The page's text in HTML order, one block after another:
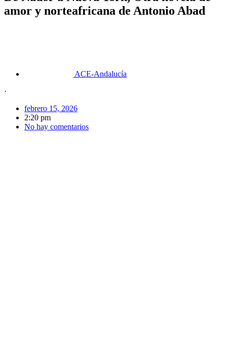
amor y norteafricana de Antonio Abad
ACE-Andalucía
·
febrero 15, 2026
2:20 pm
No hay comentarios